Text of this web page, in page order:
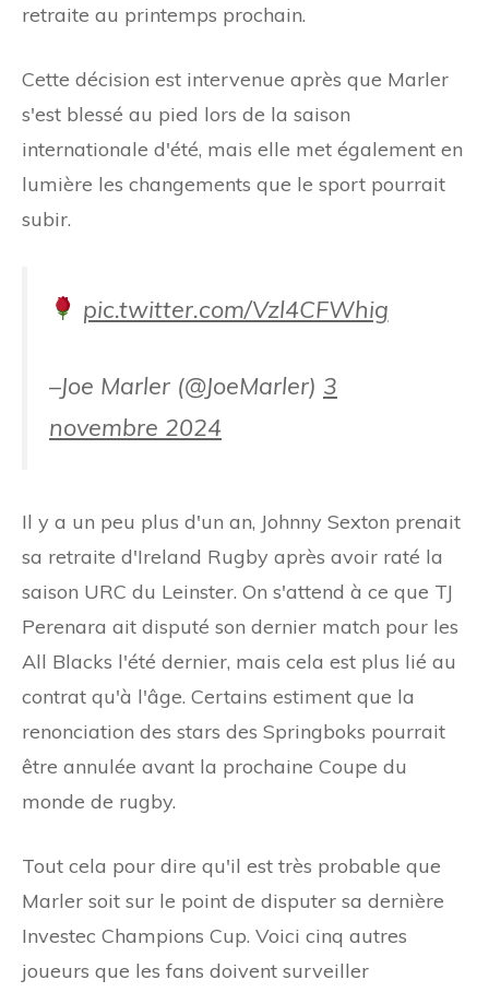
retraite au printemps prochain.
Cette décision est intervenue après que Marler
s'est blessé au pied lors de la saison
internationale d'été, mais elle met également en
lumière les changements que le sport pourrait
subir.
pic.twitter.com/Vzl4CFWhig
–Joe Marler (@JoeMarler) 3
novembre 2024
Il y a un peu plus d'un an, Johnny Sexton prenait
sa retraite d'Ireland Rugby après avoir raté la
saison URC du Leinster. On s'attend à ce que TJ
Perenara ait disputé son dernier match pour les
All Blacks l'été dernier, mais cela est plus lié au
contrat qu'à l'âge. Certains estiment que la
renonciation des stars des Springboks pourrait
être annulée avant la prochaine Coupe du
monde de rugby.
Tout cela pour dire qu'il est très probable que
Marler soit sur le point de disputer sa dernière
Investec Champions Cup. Voici cinq autres
joueurs que les fans doivent surveiller